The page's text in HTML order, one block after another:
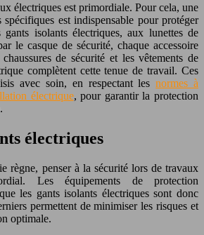
spécifiques est indispensable pour protéger
gants isolants électriques, aux lunettes de
le casque de sécurité, chaque accessoire
de sécurité et les vêtements de
complètent cette tenue de travail. Ces
avec soin, en respectant lesnormes à
électrique, pour garantir la protection
électriques
règne, penser à la sécurité lors de travaux
Les équipements de protection
les gants isolants électriques sont donc
permettent de minimiser les risques et
optimale.